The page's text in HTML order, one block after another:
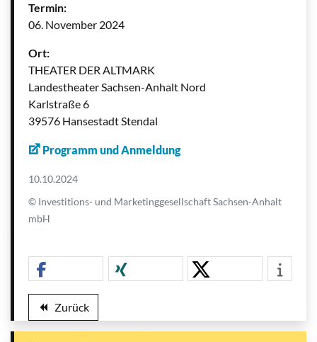
Termin:
06. November 2024
Ort:
THEATER DER ALTMARK
Landestheater Sachsen-Anhalt Nord
Karlstraße 6
39576 Hansestadt Stendal
Programm und Anmeldung
10.10.2024
© Investitions- und Marketinggesellschaft Sachsen-Anhalt
mbH
backward Zurück